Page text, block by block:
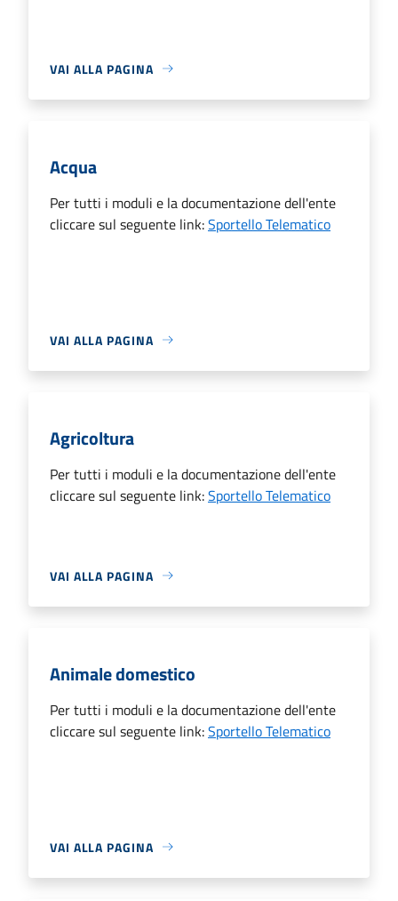
VAI ALLA PAGINA
Acqua
Per tutti i moduli e la documentazione dell'ente
cliccare sul seguente link:Sportello Telematico
VAI ALLA PAGINA
Agricoltura
Per tutti i moduli e la documentazione dell'ente
cliccare sul seguente link:Sportello Telematico
VAI ALLA PAGINA
Animale domestico
Per tutti i moduli e la documentazione dell'ente
cliccare sul seguente link:Sportello Telematico
VAI ALLA PAGINA